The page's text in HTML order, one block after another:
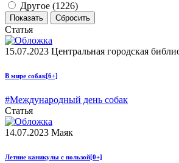
Другое (1226)
Статья
15.07.2023 Центральная городская
В мире собак[6+]
#Международный день собак
Статья
14.07.2023 Маяк
Летние каникулы с пользой[0+]